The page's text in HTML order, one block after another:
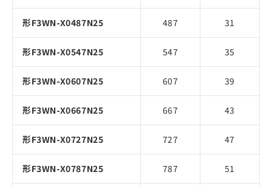
形F3WN-X0487N25 487 31
形F3WN-X0547N25 547 35
形F3WN-X0607N25 607 39
形F3WN-X0667N25 667 43
形F3WN-X0727N25 727 47
形F3WN-X0787N25 787 51